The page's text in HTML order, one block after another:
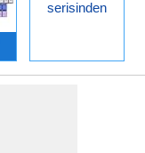
serisinden